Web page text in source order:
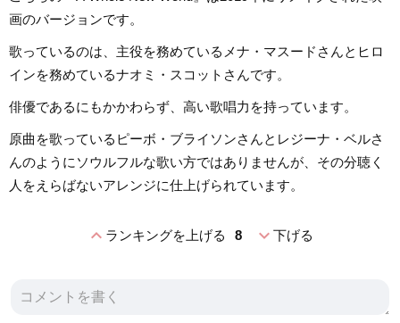
画のバージョンです。
歌っているのは、主役を務めているメナ・マスードさんとヒロ
インを務めているナオミ・スコットさんです。
俳優であるにもかかわらず、高い歌唱力を持っています。
原曲を歌っているピーボ・ブライソンさんとレジーナ・ベルさ
んのようにソウルフルな歌い方ではありませんが、その分聴く
人をえらばないアレンジに仕上げられています。
expand_lessランキングを上げる 8 expand_more下げる